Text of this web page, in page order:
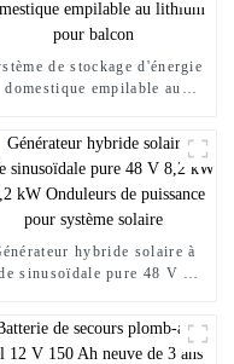
de stockage d'énergie
domestique empilable au
hybride solaire à
sinusoïdale pure 48 V 8,2
pour système solaire